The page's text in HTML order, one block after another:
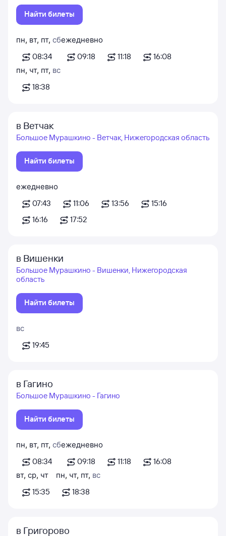
Найти билеты
пн, вт, пт, сб
08:34
ежедневно
09:18
11:18
16:08
пн, чт, пт, вс
18:38
в Ветчак
Большое Мурашкино - Ветчак, Нижегородская область
Найти билеты
ежедневно
07:43
11:06 13:56
15:16
16:16
17:52
в Вишенки
Большое Мурашкино - Вишенки, Нижегородская
область
Найти билеты
вс
19:45
в Гагино
Большое Мурашкино - Гагино
Найти билеты
пн, вт, пт, сб
08:34
ежедневно
09:18
11:18
16:08
вт, ср, чт
15:35
пн, чт, пт, вс
18:38
в Григорово